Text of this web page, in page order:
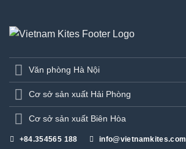
Văn phòng Hà Nội
Cơ sở sản xuất Hải Phòng
Cơ sở sản xuất Biên Hòa
+84.354565 188 info@vietnamkites.com